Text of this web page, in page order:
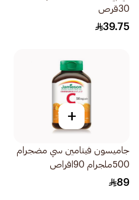
30قرص
39.75
+
جاميسون فيتامين سي مضجرام
500ملجرام 90اقراص
89